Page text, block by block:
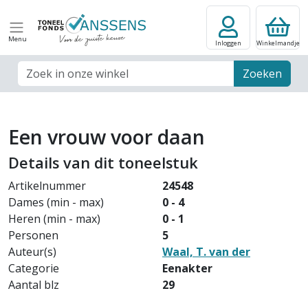
Menu
Zoek veld Zoeken
Inloggen Winkelmandje
Een vrouw voor daan
Details van dit toneelstuk
Artikelnummer
24548
Dames (min - max)
0 - 4
Heren (min - max)
0 - 1
Personen
5
Auteur(s)
Waal, T. van der
Categorie
Eenakter
Aantal blz
29